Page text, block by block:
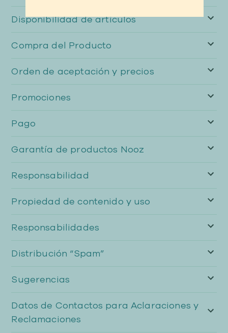
Disponibilidad de artículos
Compra del Producto
Orden de aceptación y precios
Promociones
Pago
Garantía de productos Nooz
Responsabilidad
Propiedad de contenido y uso
Responsabilidades
Distribución “Spam”
Sugerencias
Datos de Contactos para Aclaraciones y
Reclamaciones